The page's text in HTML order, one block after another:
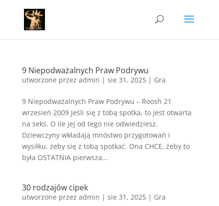
9 Niepodważalnych Praw Podrywu
utworzone przez admin | sie 31, 2025| Gra
9 Niepodważalnych Praw Podrywu – Roosh 21
wrzesień 2009 Jeśli się z tobą spotka, to jest otwarta
na seks. O ile jej od tego nie odwiedziesz.
Dziewczyny wkładają mnóstwo przygotowań i
wysiłku, żeby się z tobą spotkać. Ona CHCE, żeby to
była OSTATNIA pierwsza...
30 rodzajów cipek
utworzone przez admin | sie 31, 2025| Gra